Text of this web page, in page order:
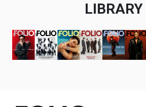
LIBRARY